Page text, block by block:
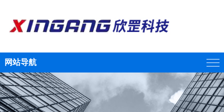
网站导航